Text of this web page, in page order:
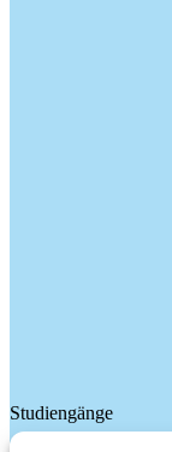
Studiengänge